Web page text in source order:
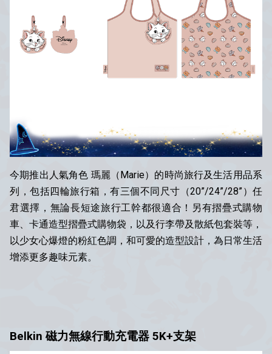
今期推出人氣角色 瑪麗（Marie）的時尚旅行及生活用品系
列，包括四輪旅行箱，有三個不同尺寸（20”/24”/28”）任
君選擇，無論長短途旅行工幹都很適合！另有摺疊式購物
車、卡通造型摺疊式購物袋，以及行李帶及散紙包套裝等，
以少女心爆燈的粉紅色調，和可愛的造型設計，為日常生活
增添更多趣味元素。
Belkin 磁力無線行動充電器 5K+支架